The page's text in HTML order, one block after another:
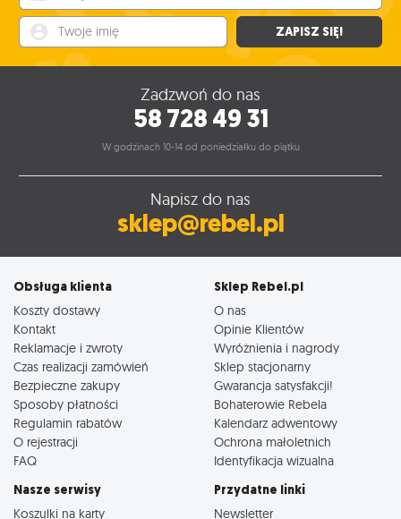
ZAPISZ SIĘ!
Zadzwoń do nas
58 728 49 31
W godzinach 10-14 od poniedziałku do piątku
Napisz do nas
sklep@rebel.pl
Obsługa klienta
Koszty dostawy
Kontakt
Reklamacje i zwroty
Czas realizacji zamówień
Bezpieczne zakupy
Sposoby płatności
Regulamin rabatów
O rejestracji
FAQ
Sklep Rebel.pl
O nas
Opinie Klientów
Wyróżnienia i nagrody
Sklep stacjonarny
Gwarancja satysfakcji!
Bohaterowie Rebela
Kalendarz adwentowy
Ochrona małoletnich
Identyfikacja wizualna
Nasze serwisy
Koszulki na karty
Przydatne linki
Newsletter